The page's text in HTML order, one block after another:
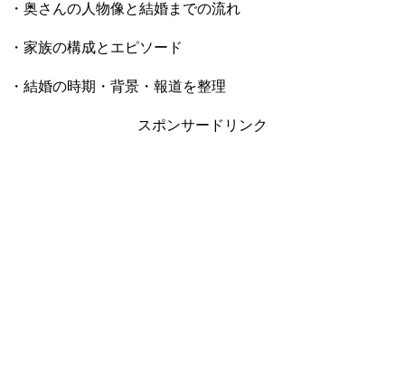
・奥さんの人物像と結婚までの流れ
・家族の構成とエピソード
・結婚の時期・背景・報道を整理
スポンサードリンク